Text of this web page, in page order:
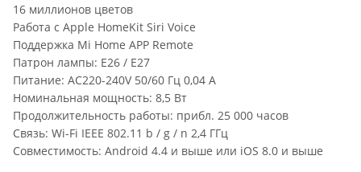
16 миллионов цветов
Работа с Apple HomeKit Siri Voice
Поддержка Mi Home APP Remote
Патрон лампы: E26 / E27
Питание: AC220-240V 50/60 Гц 0,04 A
Номинальная мощность: 8,5 Вт
Продолжительность работы: прибл. 25 000 часов
Связь: Wi-Fi IEEE 802.11 b / g / n 2,4 ГГц
Совместимость: Android 4.4 и выше или iOS 8.0 и выше